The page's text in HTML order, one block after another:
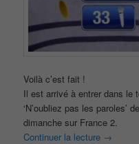
Voilà c’est fait !
Il est arrivé à entrer dans le
‘N’oubliez pas les paroles’
dimanche sur France 2.
Continuer la lecture →